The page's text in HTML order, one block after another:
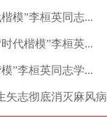
模”李桓英同志...
代楷模”李桓英...
”李桓英同志学...
矢志彻底消灭麻风病